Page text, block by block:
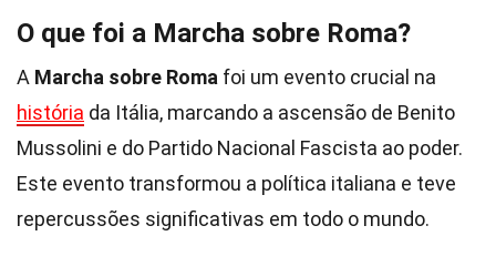
O que foi a Marcha sobre Roma?
A Marcha sobre Roma foi um evento crucial na
história da Itália, marcando a ascensão de Benito
Mussolini e do Partido Nacional Fascista ao poder.
Este evento transformou a política italiana e teve
repercussões significativas em todo o mundo.